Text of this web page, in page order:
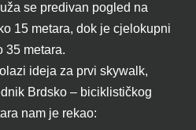
se predivan pogled na
15 metara, dok je cjelokupni
35 metara.
ideja za prvi skywalk,
Brdsko – biciklističkog
nam je rekao: